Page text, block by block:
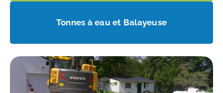
Tonnes à eau et Balayeuse